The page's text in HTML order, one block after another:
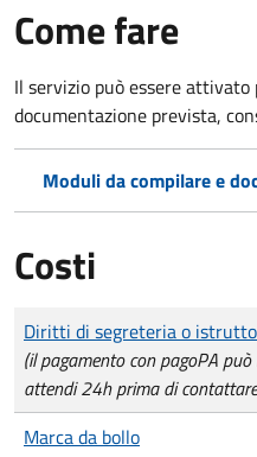
Come fare
Il servizio può essere
documentazione prevista,
Moduli da compilare e
Costi
Tipo di pagamento
Importo
Diritti di segreteria o
(il pagamento con pagoPA
attendi 24h prima di
Marca da bollo